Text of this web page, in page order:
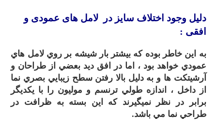
دلیل وجود اختلاف سايز در لامل های عمودی و
افقی :
به اين خاطر بوده که بيشتر بار شيشه بر روي لامل هاي
عمودي خواهد بود ، اما در افق ديد بعضي از طراحان و
آرشيتکت ها و به دليل بالا رفتن سطح زيبايي بصري نما
از داخل ، اندازه طولي ترنسم و موليون را با يکديگر
برابر در نظر نميگيرند که اين بسته به ظرافت در
طراحي نما مي باشد.